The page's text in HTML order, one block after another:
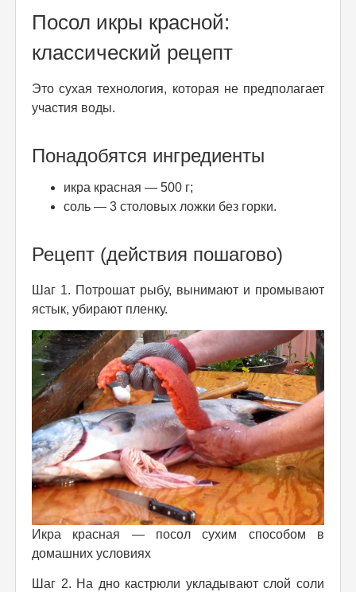
Посол икры красной:
классический рецепт
Это сухая технология, которая не предполагает
участия воды.
Понадобятся ингредиенты
икра красная — 500 г;
соль — 3 столовых ложки без горки.
Рецепт (действия пошагово)
Шаг 1. Потрошат рыбу, вынимают и промывают
ястык, убирают пленку.
Икра красная — посол сухим способом в
домашних условиях
Шаг 2. На дно кастрюли укладывают слой соли